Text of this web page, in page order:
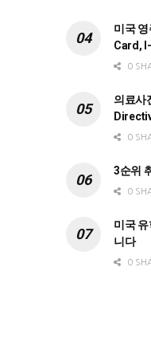
미국
Card,
0
의료사
0
3순위
0
미국 유
니다
0